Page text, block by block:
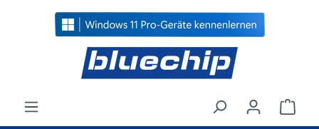
springen